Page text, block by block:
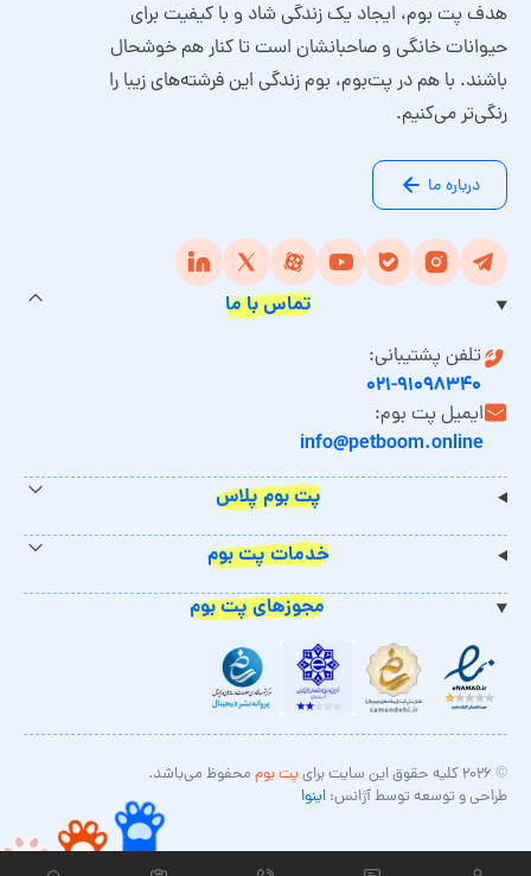
هدف پت بوم، ایجاد یک زندگی شاد و با کیفیت برای
حیوانات خانگی و صاحبانشان است تا کنار هم خوشحال
باشند. با هم در پت‌بوم، بوم زندگی این فرشته‌های زیبا را
رنگی‌تر می‌کنیم.
درباره ما
تماس با ما
تلفن پشتیبانی:
۰۲۱-۹۱۰۹۸۳۴۰
ایمیل پت بوم:
info@petboom.online
پت بوم پلاس
خدمات پت بوم
مجوزهای پت بوم
© ۲۰۲۶ کلیه حقوق این سایت برای پت بوم محفوظ می‌باشد.
طراحی و توسعه توسط آژانس: اینوا